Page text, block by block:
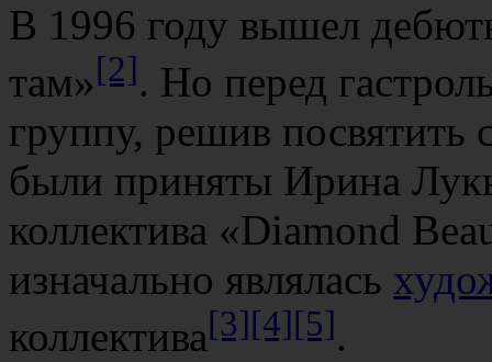
В 1996 году вышел
там»[2]. Но перед
группу, решив посвятить
были приняты Ирина
коллектива «Diamond
изначально являлась
коллектива[3][4][5].